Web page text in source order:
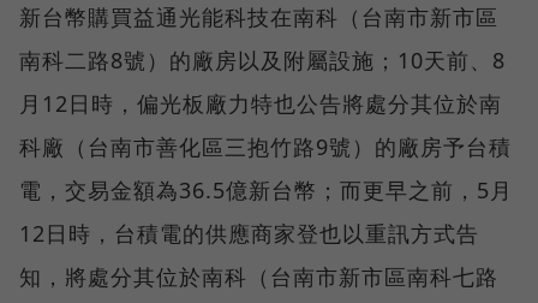
新台幣購買益通光能科技在南科（台南市新市區
南科二路8號）的廠房以及附屬設施；10天前、8
月12日時，偏光板廠力特也公告將處分其位於南
科廠（台南市善化區三抱竹路9號）的廠房予台積
電，交易金額為36.5億新台幣；而更早之前，5月
12日時，台積電的供應商家登也以重訊方式告
知，將處分其位於南科（台南市新市區南科七路